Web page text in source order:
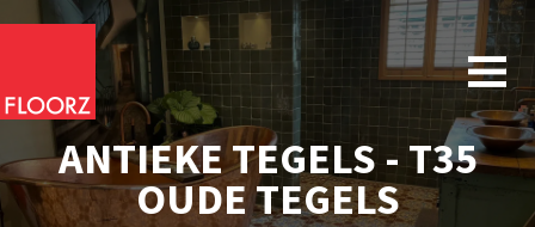
ANTIEKE TEGELS - T35
OUDE TEGELS